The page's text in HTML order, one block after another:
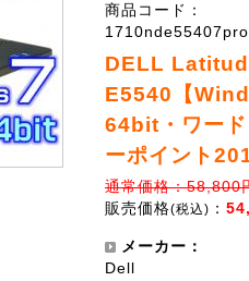
商品コード：
DELL
E5540【
64bit・ワード
ーポイント
通常価格：58,800
販売価格(税込) ：
メーカー：
Dell